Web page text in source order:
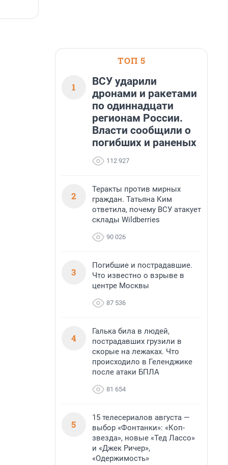
ТОП 5
1
ВСУ ударили
дронами и ракетами
по одиннадцати
регионам России.
Власти сообщили о
погибших и раненых
112 927
2
Теракты против мирных
граждан. Татьяна Ким
ответила, почему ВСУ атакует
склады Wildberries
90 026
3
Погибшие и пострадавшие.
Что известно о взрыве в
центре Москвы
87 536
4
Галька била в людей,
пострадавших грузили в
скорые на лежаках. Что
происходило в Геленджике
после атаки БПЛА
81 654
5
15 телесериалов августа —
выбор «Фонтанки»: «Коп-
звезда», новые «Тед Лассо»
и «Джек Ричер»,
«Одержимость»